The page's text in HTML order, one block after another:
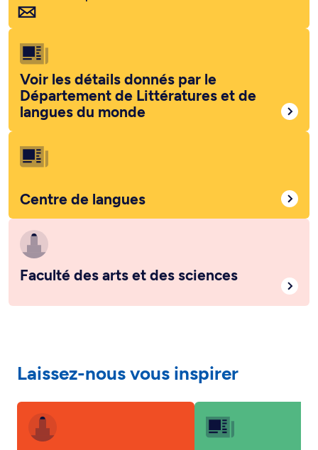
Voir les détails donnés par le
Département de Littératures et de
langues du monde
Centre de langues
Faculté des arts et des sciences
Laissez-nous vous inspirer